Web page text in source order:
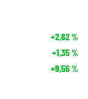
+2,62%
+1,35%
+9,56%